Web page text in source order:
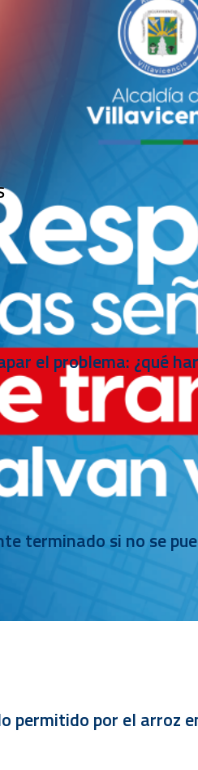
el problema: ¿qué
terminado si no se
permitido por el arroz